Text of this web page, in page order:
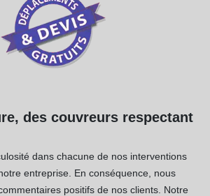
des couvreurs respectant
dans chacune de nos interventions
entreprise. En conséquence, nous
positifs de nos clients. Notre